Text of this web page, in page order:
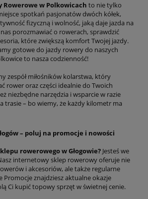
Rowerowe w Polkowicach to nie tylko
spotkań pasjonatów dwóch kółek,
fizyczną i wolność, jaką daje jazda na
porozmawiać o rowerach, sprawdzić
które zwiększą komfort Twojej jazdy.
gotowe do jazdy rowery do naszych
to nasza codzienność!
zespół miłośników kolarstwa, który
rower oraz części idealnie do Twoich
niezbędne narzędzia i wsparcie w razie
trasie – bo wiemy, że każdy kilometr ma
– poluj na promocje i nowości
rowerowego w Głogowie? Jesteś we
internetowy sklep rowerowy oferuje nie
i akcesoriów, ale także regularne
Promocje znajdziesz aktualne okazje
Ci kupić topowy sprzęt w świetnej cenie.